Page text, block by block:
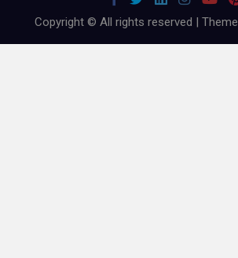
Copyright © All rights reserved |